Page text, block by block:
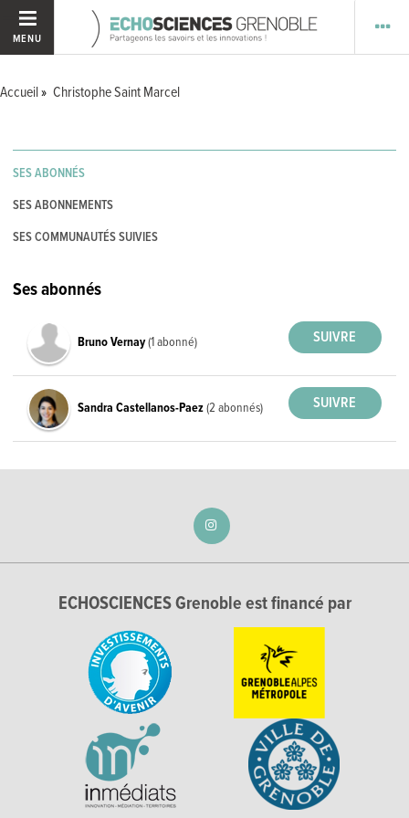
MENU
Accueil Christophe Saint Marcel
SES ABONNÉS
SES ABONNEMENTS
SES COMMUNAUTÉS SUIVIES
Ses abonnés
Bruno Vernay(1 abonné)
Sandra Castellanos-Paez(2 abonnés)
ECHOSCIENCES Grenoble est financé par